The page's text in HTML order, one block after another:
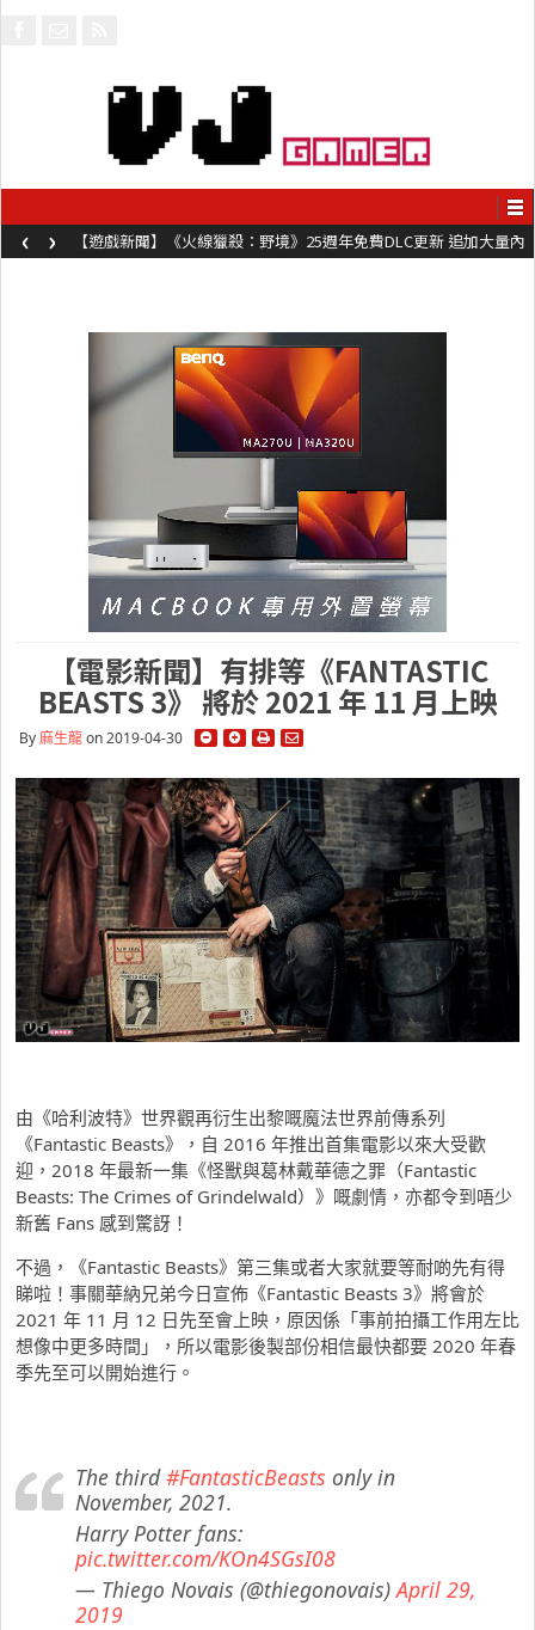
【遊戲新聞】《火線獵殺：野境》25週年免費DLC更新 追加大量內
容同時系舊作限時超平價折扣
‹ ›
【電影新聞】有排等《FANTASTIC
BEASTS 3》 將於 2021 年 11 月上映
By麻生龍on 2019-04-30
由《哈利波特》世界觀再衍生出黎嘅魔法世界前傳系列
《Fantastic Beasts》，自 2016 年推出首集電影以來大受歡
迎，2018 年最新一集《怪獸與葛林戴華德之罪（Fantastic
Beasts: The Crimes of Grindelwald）》嘅劇情，亦都令到唔少
新舊 Fans 感到驚訝！
不過，《Fantastic Beasts》第三集或者大家就要等耐啲先有得
睇啦！事關華納兄弟今日宣佈《Fantastic Beasts 3》將會於
2021 年 11 月 12 日先至會上映，原因係「事前拍攝工作用左比
想像中更多時間」，所以電影後製部份相信最快都要 2020 年春
季先至可以開始進行。
The third#FantasticBeasts only in
November, 2021.
Harry Potter fans:
pic.twitter.com/KOn4SGsI08
— Thiego Novais (@thiegonovais)April 29,
2019